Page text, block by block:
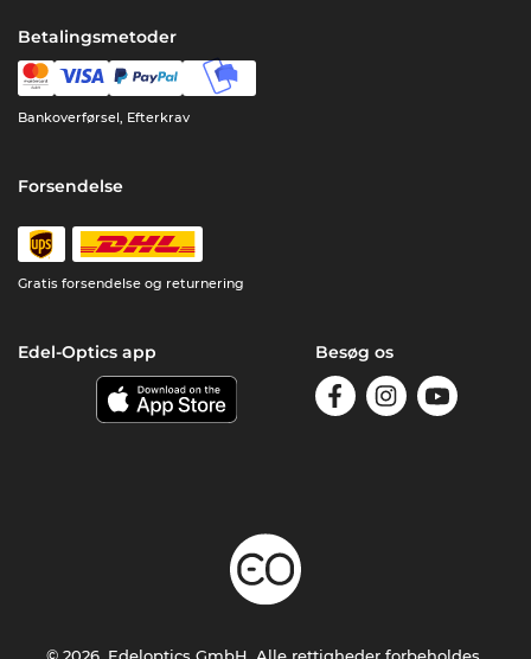
Betalingsmetoder
Bankoverførsel, Efterkrav
Forsendelse
Gratis forsendelse og returnering
Edel-Optics app Besøg os